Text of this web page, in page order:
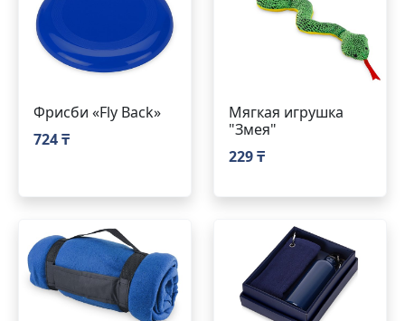
Фрисби «Fly Back»
724 ₸
Мягкая игрушка
"Змея"
229 ₸